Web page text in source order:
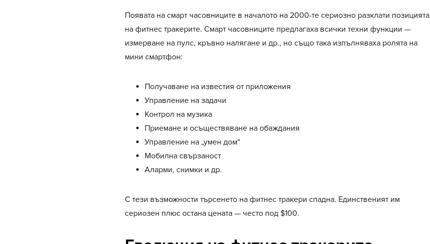
Появата на смарт часовниците в началото на 2000-те сериозно разклати позицията
на фитнес тракерите. Смарт часовниците предлагаха всички техни функции —
измерване на пулс, кръвно налягане и др., но също така изпълняваха ролята на
мини смартфон:
Получаване на известия от приложения
Управление на задачи
Контрол на музика
Приемане и осъществяване на обаждания
Управление на „умен дом“
Мобилна свързаност
Аларми, снимки и др.
С тези възможности търсенето на фитнес тракери спадна. Единственият им
сериозен плюс остана цената — често под $100.